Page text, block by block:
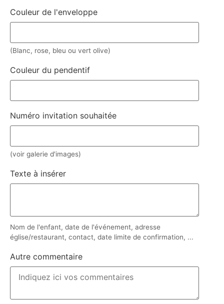
Couleur de l'enveloppe
(Blanc, rose, bleu ou vert olive)
Couleur du pendentif
Numéro invitation souhaitée
(voir galerie d'images)
Texte à insérer
Nom de l'enfant, date de l'événement, adresse
église/restaurant, contact, date limite de confirmation, ...
Autre commentaire